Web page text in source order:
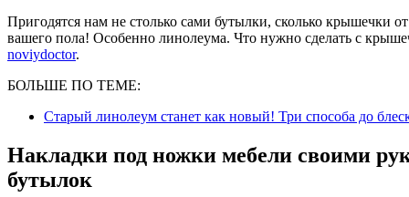
Пригодятся нам не столько сами бутылки, сколько крышечки
вашего пола! Особенно линолеума. Что нужно сделать с
noviydoctor.
БОЛЬШЕ ПО ТЕМЕ:
Старый линолеум станет как новый! Три способа до
Накладки под ножки мебели своими
бутылок